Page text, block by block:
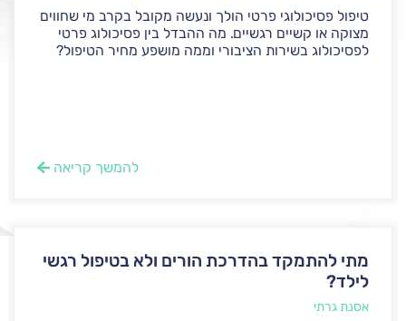
טיפול פסיכולוגי פרטי הולך ונעשה מקובל בקרב מי שחווים
מצוקה או קשיים רגשיים. מה ההבדל בין פסיכולוג פרטי
לפסיכולוג בשירות הציבורי וממה מושפע מחיר הטיפול?
להמשך קריאה
מתי להתמקד בהדרכת הורים ולא בטיפול רגשי
לילד?
אסנת גרתי